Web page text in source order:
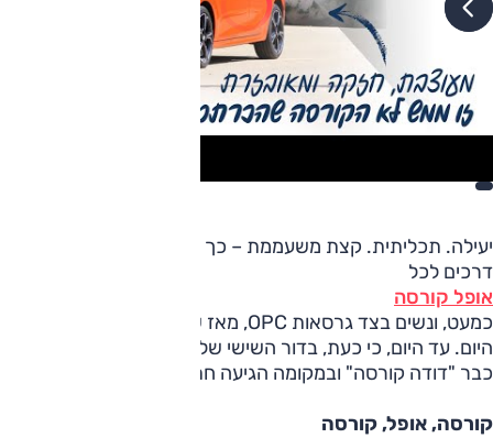
יעילה. תכליתית. קצת משעממת – כך ניתן היה לסכם מבחן
דרכים לכל
אופל קורסה
היום. עד היום, כי כעת, בדור השישי של הסופרמיני של אופל, אין
כבר "דודה קורסה" ובמקומה הגיעה חתיכה מסובבת ראשים.
קורסה, אופל, קורסה